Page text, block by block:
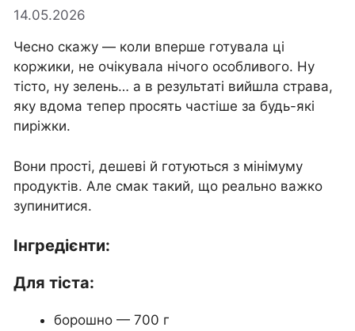
14.05.2026
Чесно скажу — коли вперше готувала ці
коржики, не очікувала нічого особливого. Ну
тісто, ну зелень… а в результаті вийшла страва,
яку вдома тепер просять частіше за будь-які
пиріжки.
Вони прості, дешеві й готуються з мінімуму
продуктів. Але смак такий, що реально важко
зупинитися.
Інгредієнти:
Для тіста:
борошно — 700 г